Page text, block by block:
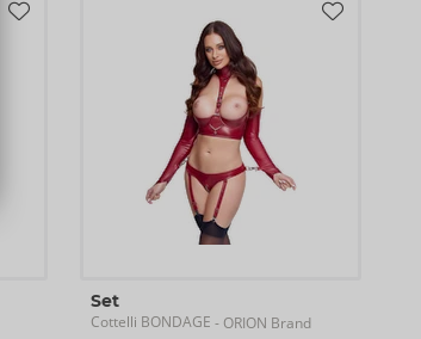
Set
Cottelli BONDAGE - ORION Brand